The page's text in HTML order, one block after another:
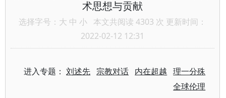
术思想与贡献
选择字号： 大 中 小 本文共阅读 4303 次 更新时间：
2022-02-12 12:31
进入专题：刘述先 宗教对话 内在超越
理一分殊
全球伦理